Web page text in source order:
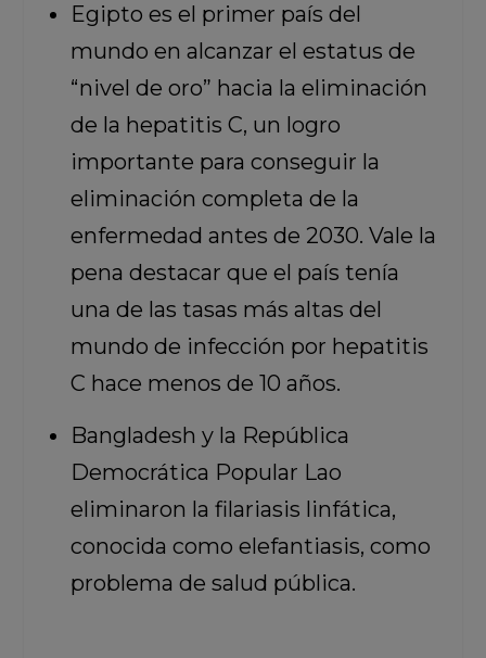
Egipto es el primer país del
mundo en alcanzar el estatus de
“nivel de oro” hacia la eliminación
de la hepatitis C, un logro
importante para conseguir la
eliminación completa de la
enfermedad antes de 2030. Vale la
pena destacar que el país tenía
una de las tasas más altas del
mundo de infección por hepatitis
C hace menos de 10 años.
Bangladesh y la República
Democrática Popular Lao
eliminaron la filariasis linfática,
conocida como elefantiasis, como
problema de salud pública.